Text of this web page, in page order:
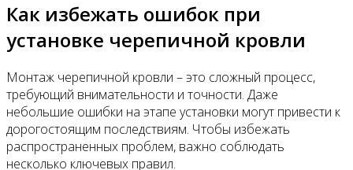
Как избежать ошибок при
установке черепичной кровли
Монтаж черепичной кровли – это сложный процесс,
требующий внимательности и точности. Даже
небольшие ошибки на этапе установки могут привести к
дорогостоящим последствиям. Чтобы избежать
распространенных проблем, важно соблюдать
несколько ключевых правил.